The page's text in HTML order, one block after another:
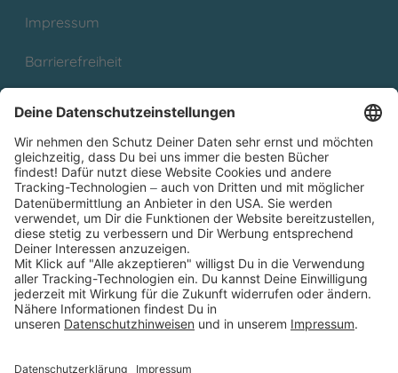
Impressum
Barrierefreiheit
Partnerprogramm (Affiliate)
Folge uns auf
* Versandkostenfrei ab 9,00 € Bestellwert innerhalb
Deutschlands
** Lieferzeit 1-3 Werktage innerhalb Deutschlands